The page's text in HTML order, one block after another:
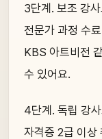
3단계. 보조 강
전문가 과정 수
KBS 아트비전
수 있어요.
4단계. 독립 강
자격증 2급 이상